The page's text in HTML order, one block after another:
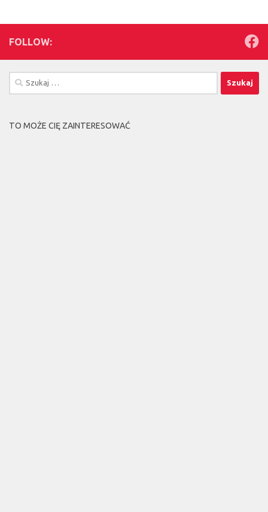
FOLLOW:
Szukaj:
TO MOŻE CIĘ ZAINTERESOWAĆ